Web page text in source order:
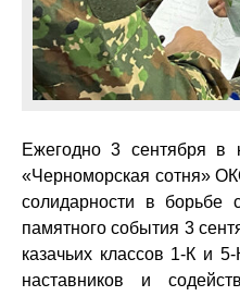
Ежегодно 3 сентября в
«Черноморская сотня»
солидарности в борьбе
памятного события 3
казачьих классов 1-К и
наставников и